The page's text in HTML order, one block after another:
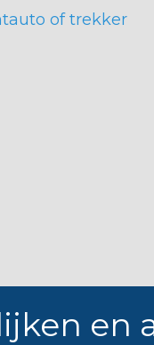
of trekker
en